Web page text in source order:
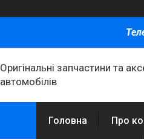
Оригінальні запчастини та
автомобілів
Головна Про